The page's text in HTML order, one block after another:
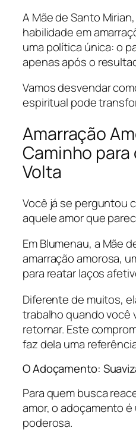
A Mãe de Santo
habilidade em
uma política única: o
apenas após o
Vamos desvendar
espiritual pode
Amarração
Caminho para
Volta
Você já se perguntou
aquele amor que
Em Blumenau, a Mãe
amarração amorosa,
para reatar laços
Diferente de muitos,
trabalho quando você
retornar. Este
faz dela uma
O Adoçamento:
Para quem busca
amor, o adoçamento
poderosa.